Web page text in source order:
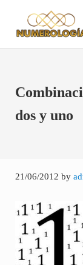
dos y uno
21/06/2012 by